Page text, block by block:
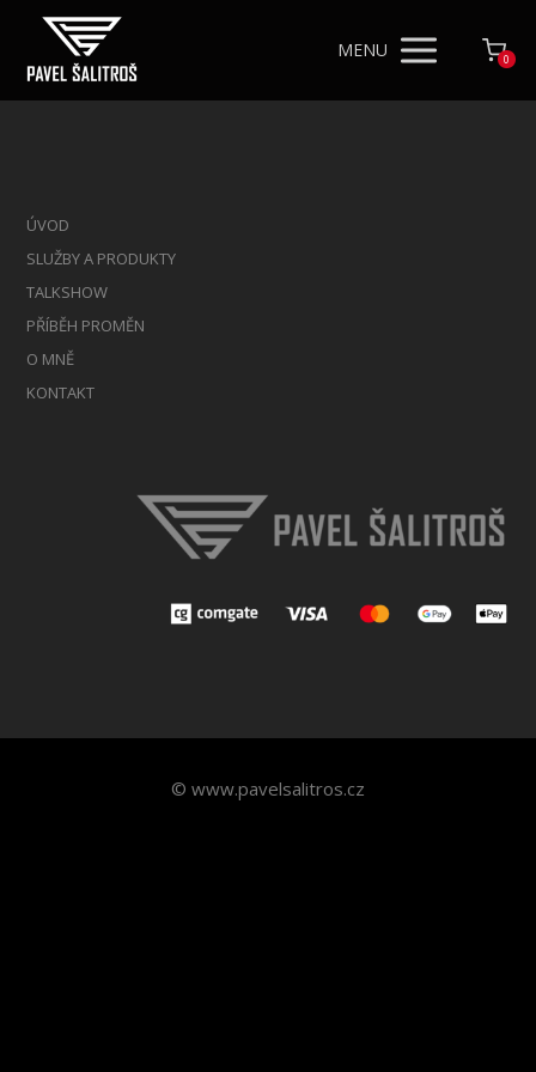
MENU 0
ÚVOD
SLUŽBY A PRODUKTY
TALKSHOW
PŘÍBĚH PROMĚN
O MNĚ
KONTAKT
© www.pavelsalitros.cz